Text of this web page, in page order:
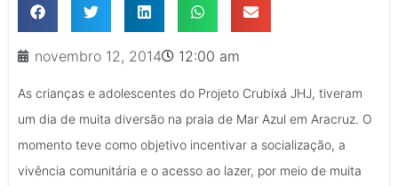
novembro 12, 2014 12:00 am
As crianças e adolescentes do Projeto Crubixá JHJ, tiveram
um dia de muita diversão na praia de Mar Azul em Aracruz. O
momento teve como objetivo incentivar a socialização, a
vivência comunitária e o acesso ao lazer, por meio de muita